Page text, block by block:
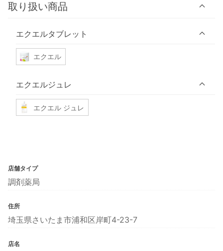
取り扱い商品
エクエルタブレット
エクエル
エクエルジュレ
エクエル ジュレ
店舗タイプ
調剤薬局
住所
埼玉県さいたま市浦和区岸町4-23-7
店名